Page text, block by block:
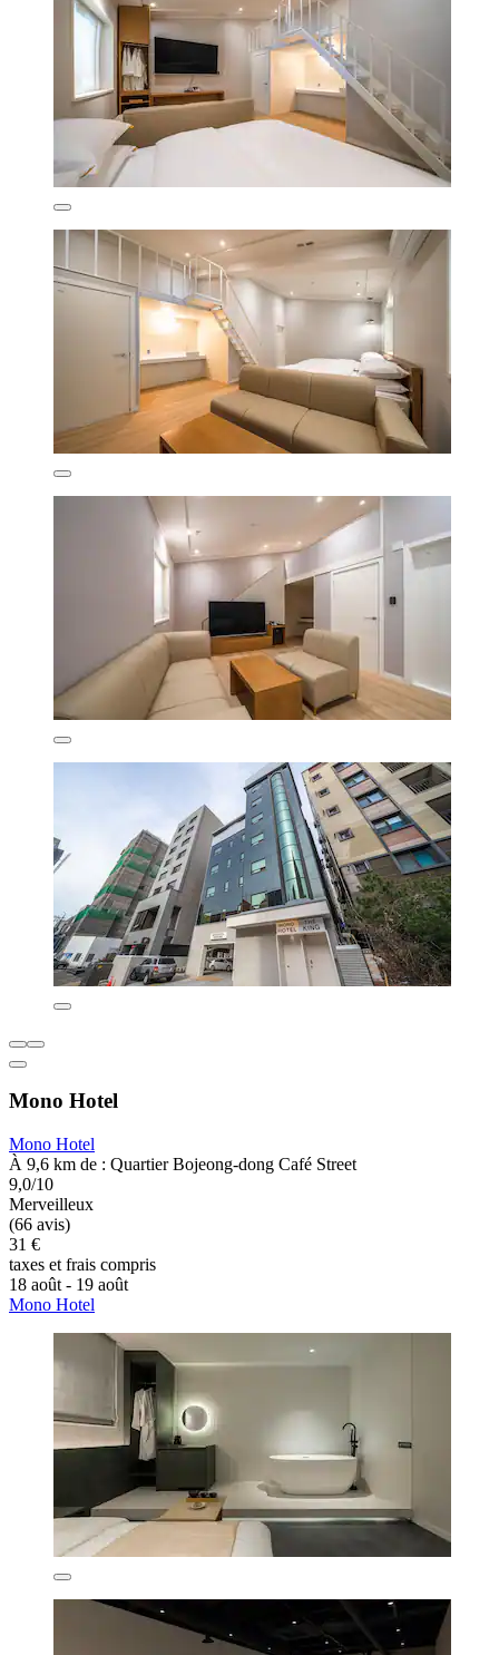
Mono Hotel
Mono Hotel
À 9,6 km de : Quartier Bojeong-dong Café Street
9,0/10
Merveilleux
(66 avis)
31 €
taxes et frais compris
18 août - 19 août
Mono Hotel